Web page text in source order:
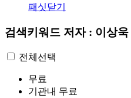
패싯닫기
검색키워드 저자 : 이상욱
전체선택
무료
기관내 무료